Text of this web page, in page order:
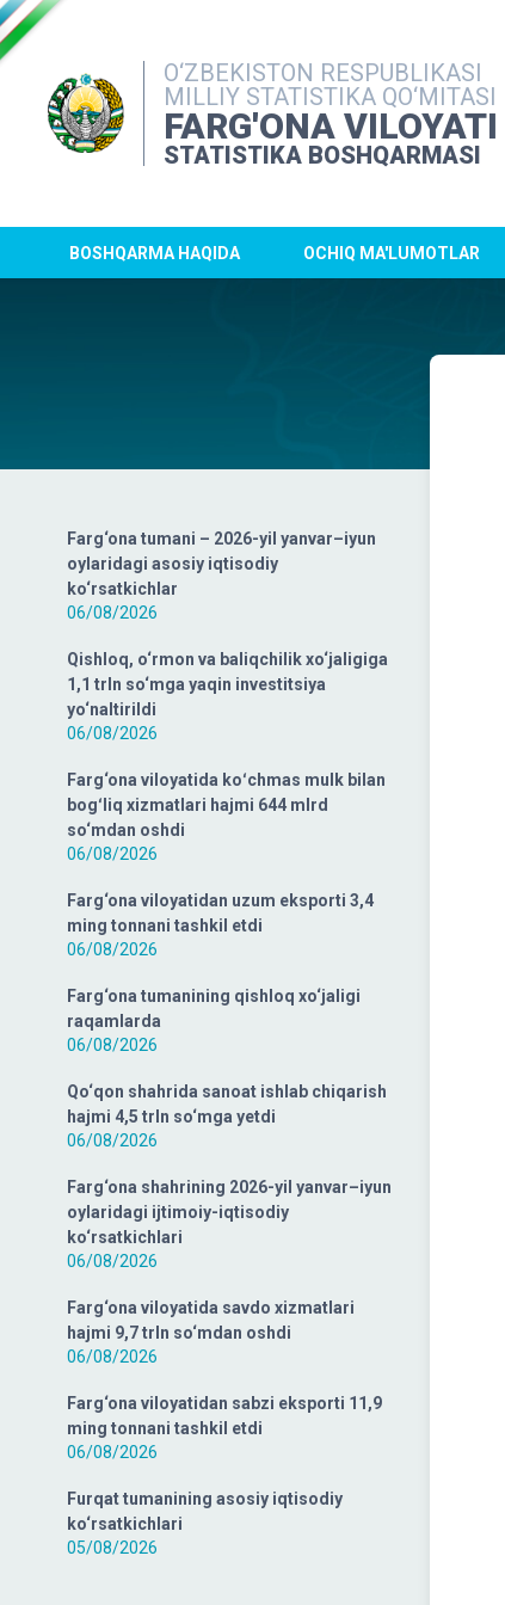
O‘ZBEKISTON RESPUBLIKASI
MILLIY STATISTIKA QO‘MITASI
FARG'ONA VILOYATI
STATISTIKA BOSHQARMASI
BOSHQARMA HAQIDA OCHIQ MA'LUMOTLAR
Farg‘ona tumani – 2026-yil yanvar–iyun
oylaridagi asosiy iqtisodiy
ko‘rsatkichlar
06/08/2026
Qishloq, o‘rmon va baliqchilik xo‘jaligiga
1,1 trln so‘mga yaqin investitsiya
yo‘naltirildi
06/08/2026
Farg‘ona viloyatida koʻchmas mulk bilan
bogʻliq xizmatlari hajmi 644 mlrd
so‘mdan oshdi
06/08/2026
Farg‘ona viloyatidan uzum eksporti 3,4
ming tonnani tashkil etdi
06/08/2026
Farg‘ona tumanining qishloq xo‘jaligi
raqamlarda
06/08/2026
Qo‘qon shahrida sanoat ishlab chiqarish
hajmi 4,5 trln so‘mga yetdi
06/08/2026
Farg‘ona shahrining 2026-yil yanvar–iyun
oylaridagi ijtimoiy-iqtisodiy
ko‘rsatkichlari
06/08/2026
Farg‘ona viloyatida savdo xizmatlari
hajmi 9,7 trln so‘mdan oshdi
06/08/2026
Farg‘ona viloyatidan sabzi eksporti 11,9
ming tonnani tashkil etdi
06/08/2026
Furqat tumanining asosiy iqtisodiy
ko‘rsatkichlari
05/08/2026